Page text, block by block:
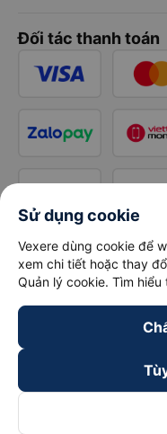
Đối tác thanh toán
Sử dụng cookie
Vexere dùng cookie để
xem chi tiết hoặc thay
Quản lý cookie. Tìm hiểu